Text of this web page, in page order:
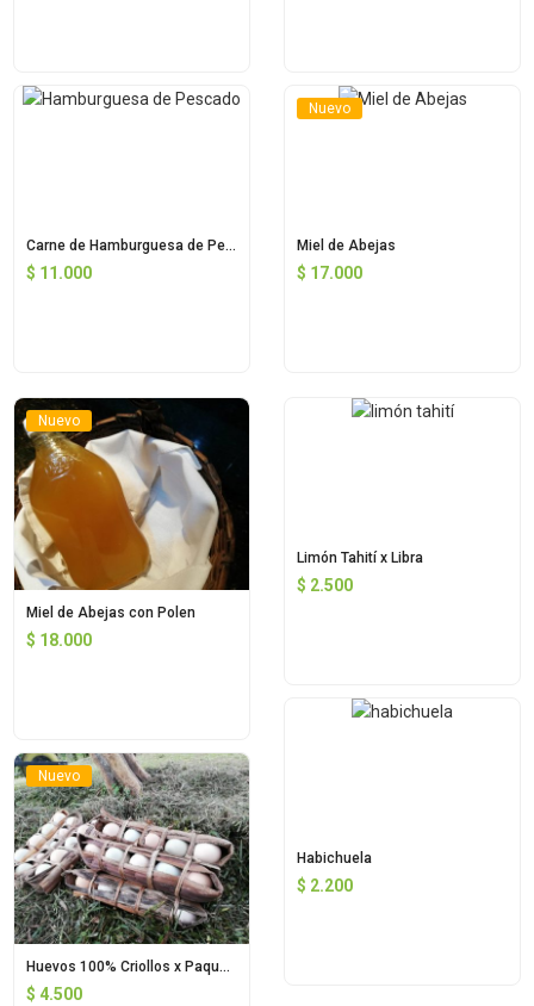
Carne de Hamburguesa de Pescado
$ 11.000
Nuevo
Miel de Abejas
$ 17.000
Nuevo
Miel de Abejas con Polen
$ 18.000
Nuevo
Huevos 100% Criollos x Paquete
$ 4.500
Limón Tahití x Libra
$ 2.500
Habichuela
$ 2.200